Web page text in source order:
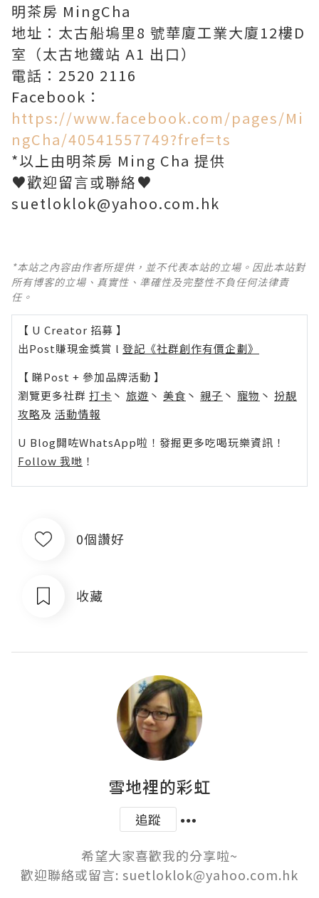
明茶房 MingCha
地址：太古船塢里8 號華廈工業大廈12樓D
室（太古地鐵站 A1 出口）
電話：2520 2116
Facebook：
https://www.facebook.com/pages/Mi
ngCha/40541557749?fref=ts
*以上由明茶房 Ming Cha 提供
♥歡迎留言或聯絡♥
suetloklok@yahoo.com.hk
*本站之內容由作者所提供，並不代表本站的立場。因此本站對
所有博客的立場、真實性、準確性及完整性不負任何法律責
任。
【 U Creator 招募 】
出Post賺現金獎賞 l 登記《社群創作有價企劃》
【 睇Post + 參加品牌活動 】
瀏覽更多社群 打卡 丶 旅遊 丶 美食 丶 親子 丶 寵物 丶 扮靚
攻略及 活動情報
U Blog開咗WhatsApp啦！發掘更多吃喝玩樂資訊！
Follow 我哋 ！
0個讚好
收藏
雪地裡的彩虹
追蹤
希望大家喜歡我的分享啦~
歡迎聯絡或留言: suetloklok@yahoo.com.hk